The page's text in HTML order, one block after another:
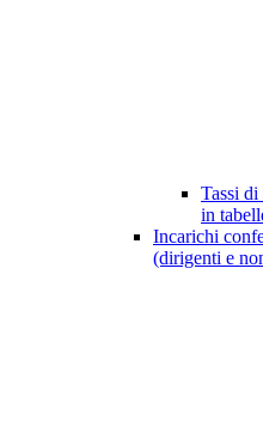
Tassi di
in
Incarichi
(dirigenti e